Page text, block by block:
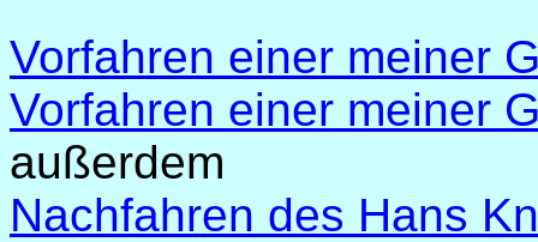
Vorfahren einer meiner
Vorfahren einer meiner
außerdem
Nachfahren des Hans